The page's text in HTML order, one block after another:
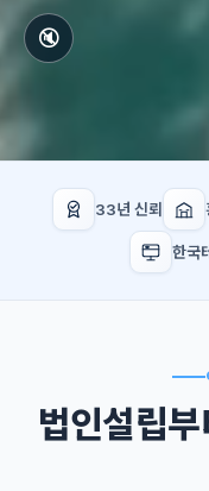
🔇
33년 신뢰
한국
법인설립